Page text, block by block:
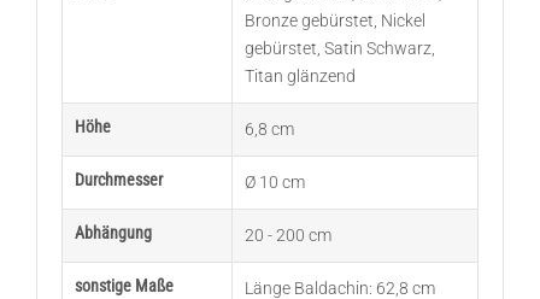
Bronze gebürstet Nickel
gebürstet Satin Schwarz
Titan glänzend
Höhe 6,8 cm
Durchmesser Ø 10 cm
Abhängung 20 - 200 cm
sonstige Maße Länge Baldachin: 62,8 cm